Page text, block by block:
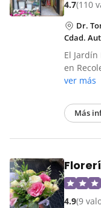
4.7(110
Dr.
Cdad.
El
en
ver más
Más
4.9(9